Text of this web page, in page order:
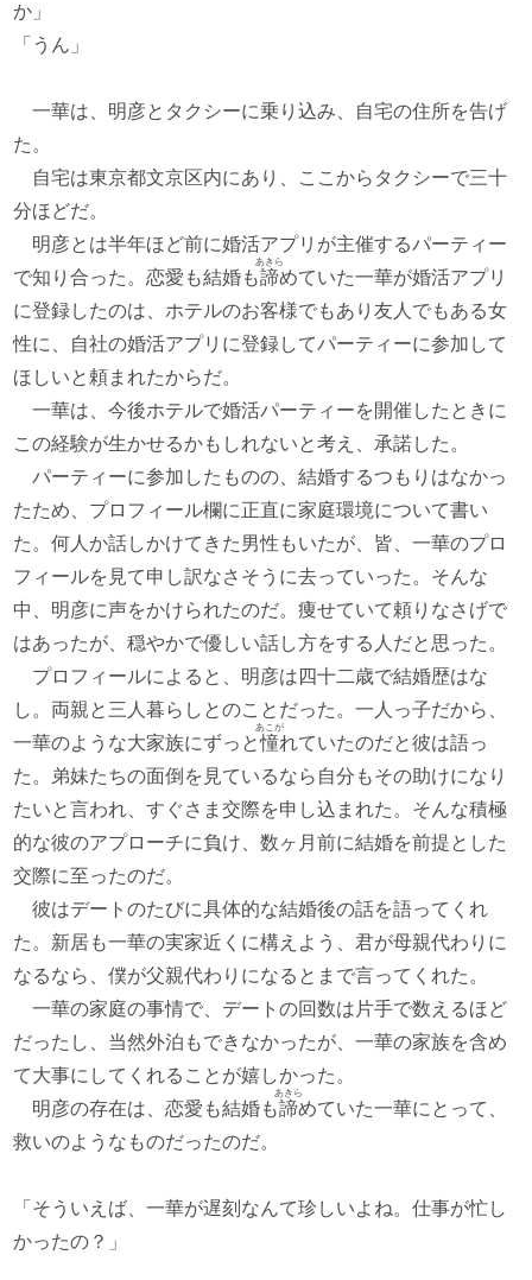
か」
「うん」
一華は、明彦とタクシーに乗り込み、自宅の住所を告げ
た。
自宅は東京都文京区内にあり、ここからタクシーで三十
分ほどだ。
明彦とは半年ほど前に婚活アプリが主催するパーティー
で知り合った。恋愛も結婚も諦
あきら
めていた一華が婚活アプリ
に登録したのは、ホテルのお客様でもあり友人でもある女
性に、自社の婚活アプリに登録してパーティーに参加して
ほしいと頼まれたからだ。
一華は、今後ホテルで婚活パーティーを開催したときに
この経験が生かせるかもしれないと考え、承諾した。
パーティーに参加したものの、結婚するつもりはなかっ
たため、プロフィール欄に正直に家庭環境について書い
た。何人か話しかけてきた男性もいたが、皆、一華のプロ
フィールを見て申し訳なさそうに去っていった。そんな
中、明彦に声をかけられたのだ。痩せていて頼りなさげで
はあったが、穏やかで優しい話し方をする人だと思った。
プロフィールによると、明彦は四十二歳で結婚歴はな
し。両親と三人暮らしとのことだった。一人っ子だから、
一華のような大家族にずっと憧
あこが
れていたのだと彼は語っ
た。弟妹たちの面倒を見ているなら自分もその助けになり
たいと言われ、すぐさま交際を申し込まれた。そんな積極
的な彼のアプローチに負け、数ヶ月前に結婚を前提とした
交際に至ったのだ。
彼はデートのたびに具体的な結婚後の話を語ってくれ
た。新居も一華の実家近くに構えよう、君が母親代わりに
なるなら、僕が父親代わりになるとまで言ってくれた。
一華の家庭の事情で、デートの回数は片手で数えるほど
だったし、当然外泊もできなかったが、一華の家族を含め
て大事にしてくれることが嬉しかった。
明彦の存在は、恋愛も結婚も諦
あきら
めていた一華にとって、
救いのようなものだったのだ。
「そういえば、一華が遅刻なんて珍しいよね。仕事が忙し
かったの？」